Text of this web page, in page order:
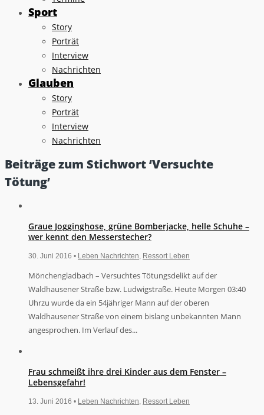
Sport
Story
Porträt
Interview
Nachrichten
Glauben
Story
Porträt
Interview
Nachrichten
Beiträge zum Stichwort ‘Versuchte
Tötung’
Graue Jogginghose, grüne Bomberjacke, helle Schuhe –
wer kennt den Messerstecher?
30. Juni 2016 • Leben Nachrichten Ressort Leben
Mönchengladbach – Versuchtes Tötungsdelikt auf der
Waldhausener Straße bzw. Ludwigstraße. Heute Morgen 03:40
Uhrzu wurde da ein 54jähriger Mann auf der oberen
Waldhausener Straße von einem bislang unbekannten Mann
angesprochen. Im Verlauf des...
Frau schmeißt ihre drei Kinder aus dem Fenster –
Lebensgefahr!
13. Juni 2016 • Leben Nachrichten Ressort Leben